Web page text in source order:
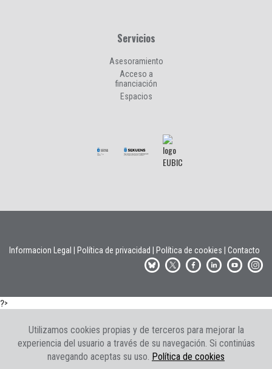
Servicios
Asesoramiento
Acceso a
financiación
Espacios
Informacion Legal Política de privacidad Política de cookies Contacto
?>
Utilizamos cookies propias y de terceros para mejorar la
experiencia del usuario a través de su navegación. Si continúas
navegando aceptas su uso. Política de cookies